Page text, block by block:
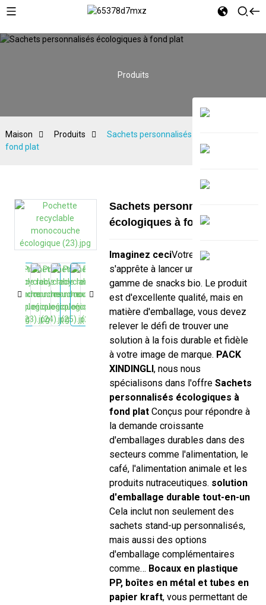
Produits
Maison Produits
Sachets personnalisés écologiques à
fond plat
Sachets personnalisés
écologiques à fond plat
Imaginez ceciVotre marque
s'apprête à lancer une nouvelle
gamme de snacks bio. Le produit
est d'excellente qualité, mais en
matière d'emballage, vous devez
relever le défi de trouver une
solution à la fois durable et fidèle
à votre image de marque. PACK
XINDINGLI, nous nous
spécialisons dans l'offre Sachets
personnalisés écologiques à
fond platConçus pour répondre à
la demande croissante
d'emballages durables dans des
secteurs comme l'alimentation, le
café, l'alimentation animale et les
produits nutraceutiques. solution
d'emballage durable tout-en-un
Cela inclut non seulement des
sachets stand-up personnalisés,
mais aussi des options
d'emballage complémentaires
comme… Bocaux en plastique
PP, boîtes en métal et tubes en
papier kraft, vous permettant de